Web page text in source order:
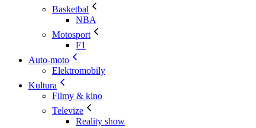
Basketbal
NBA
Motosport
F1
Auto-moto
Elektromobily
Kultura
Filmy & kino
Televize
Reality show